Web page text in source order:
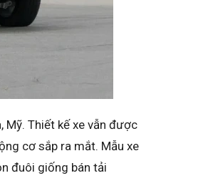
Thiết kế xe vẫn được
cơ sắp ra mắt. Mẫu xe
đuôi giống bán tải